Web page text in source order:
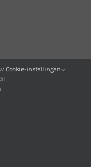
Cookie-instellingen